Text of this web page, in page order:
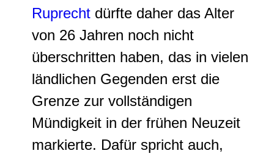
Ruprecht dürfte daher das Alter
von 26 Jahren noch nicht
überschritten haben, das in vielen
ländlichen Gegenden erst die
Grenze zur vollständigen
Mündigkeit in der frühen Neuzeit
markierte. Dafür spricht auch,